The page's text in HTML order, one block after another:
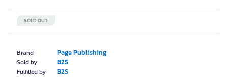
Brand Page Publishing
Sold by B2S
Fulfilled by B2S
SOLD OUT